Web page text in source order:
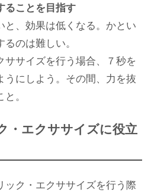
ることを目指す
と、効果は低くなる。かとい
のは難しい。
ササイズを行う場合、７秒を
うにしよう。その間、力を抜
。
・エクササイズに役立
ック・エクササイズを行う際